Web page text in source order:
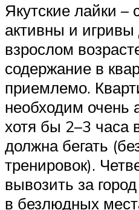
Якутские лайки
активны и
взрослом
содержание в
приемлемо.
необходим очень
хотя бы 2–3 часа
должна бегать
тренировок).
вывозить за
в безлюдных